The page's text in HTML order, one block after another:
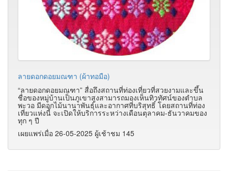
ลายดอกดอยมณฑา (ผ้าทอมือ)
“ลายดอกดอยมณฑา” สื่อถึงสถานที่ท่องเที่ยวที่สวยงามและขึ้น
ชื่อของหมู่บ้านเป็นภูเขาสูงสามารถมองเห็นทิวทัศน์ของตำบล
พะวอ มีดอกไม้นานาพันธุ์และอากาศที่บริสุทธิ์ โดยสถานที่ท่อง
เที่ยวแห่งนี้ จะเปิดให้บริการระหว่างเดือนตุลาคม-ธันวาคมของ
ทุก ๆ ปี
เผยแพร่เมื่อ 26-05-2025 ผู้เช้าชม 145